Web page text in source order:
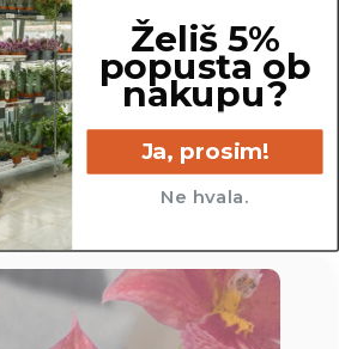
Želiš 5%
popusta ob
nakupu?
Ja, prosim!
Ne hvala.